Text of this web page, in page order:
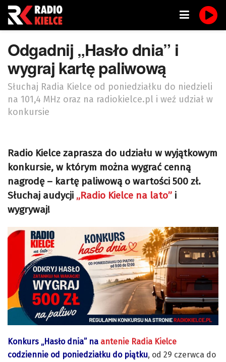
Odgadnij „Hasło dnia” i
wygraj kartę paliwową
Słuchaj Radia Kielce od poniedziałku do niedzieli
na 101,4 MHz oraz na radiokielce.pl i weź udział w
konkursie
Radio Kielce zaprasza do udziału w wyjątkowym
konkursie, w którym można wygrać cenną
nagrodę – kartę paliwową o wartości 500 zł.
Słuchaj audycji „Radio Kielce na lato” i
wygrywaj!
Konkurs „Hasło dnia” na antenie Radia Kielce
codziennie od poniedziałku do piątku, od 29 czerwca do